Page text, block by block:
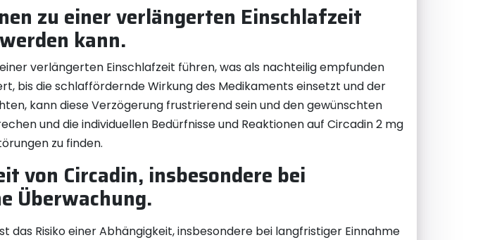
zu einer verlängerten Einschlafzeit
kann.
verlängerten Einschlafzeit führen, was als nachteilig empfunden
bis die schlaffördernde Wirkung des Medikaments einsetzt und der
kann diese Verzögerung frustrierend sein und den gewünschten
und die individuellen Bedürfnisse und Reaktionen auf Circadin 2 mg
zu finden.
von Circadin, insbesondere bei
Überwachung.
das Risiko einer Abhängigkeit, insbesondere bei langfristiger Einnahme